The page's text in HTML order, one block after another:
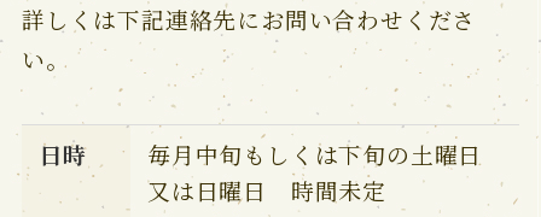
詳しくは下記連絡先にお問い合わせくださ
い。
日時
毎月中旬もしくは下旬の土曜日
又は日曜日 時間未定